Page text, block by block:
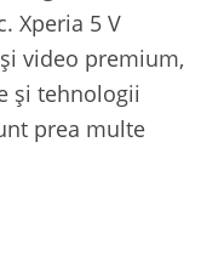
Xperia 5 V
video premium,
și tehnologii
prea multe